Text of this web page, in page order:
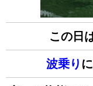
この日
波乗り